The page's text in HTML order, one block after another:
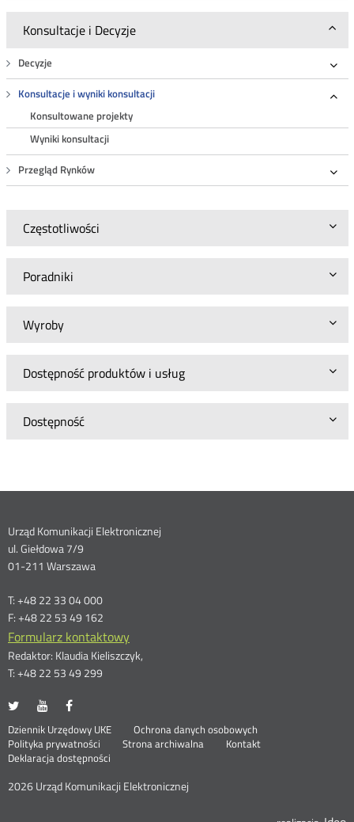
Konsultacje i Decyzje
Decyzje
Konsultacje i wyniki konsultacji
Konsultowane projekty
Wyniki konsultacji
Przegląd Rynków
Częstotliwości
Poradniki
Wyroby
Dostępność produktów i usług
Dostępność
Dane
kontaktowe
Urząd Komunikacji Elektronicznej
ul. Giełdowa 7/9
01-211 Warszawa
T: +48 22 33 04 000
F: +48 22 53 49 162
Formularz kontaktowy
Redaktor: Klaudia Kieliszczyk,
T: +48 22 53 49 299
UKE
portalu
Twitter
Otwórz
nowym
oknie
UKE
portalu
Youtube
Otwórz
nowym
oknie
portalu
Facebook
nowym
oknie
Stopka
menu
Dziennik Urzędowy UKE Otwórz
Ochrona danych osobowych
Polityka prywatności
Otwórz
w
oknie
Strona archiwalna
Kontakt
Deklaracja dostępności
2026 Urząd Komunikacji Elektronicznej